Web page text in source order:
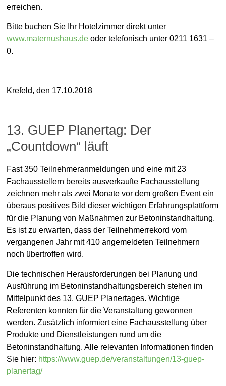
erreichen.
Bitte buchen Sie Ihr Hotelzimmer direkt unter
www.maternushaus.de oder telefonisch unter 0211 1631 –
0.
Krefeld, den 17.10.2018
13. GUEP Planertag: Der
„Countdown“ läuft
Dr. Hans-Joachim Keck Aktuell
21. September 2018
Fast 350 Teilnehmeranmeldungen und eine mit 23
Fachausstellern bereits ausverkaufte Fachausstellung
zeichnen mehr als zwei Monate vor dem großen Event ein
überaus positives Bild dieser wichtigen Erfahrungsplattform
für die Planung von Maßnahmen zur Betoninstandhaltung.
Es ist zu erwarten, dass der Teilnehmerrekord vom
vergangenen Jahr mit 410 angemeldeten Teilnehmern
noch übertroffen wird.
Die technischen Herausforderungen bei Planung und
Ausführung im Betoninstandhaltungsbereich stehen im
Mittelpunkt des 13. GUEP Planertages. Wichtige
Referenten konnten für die Veranstaltung gewonnen
werden. Zusätzlich informiert eine Fachausstellung über
Produkte und Dienstleistungen rund um die
Betoninstandhaltung. Alle relevanten Informationen finden
Sie hier: https://www.guep.de/veranstaltungen/13-guep-
planertag/